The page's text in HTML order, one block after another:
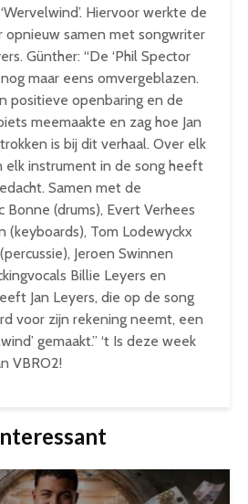
Hiervoor werkte de
opnieuw samen met songwriter
Günther: “De ‘Phil Spector
maar eens omvergeblazen.
positieve openbaring en de
meemaakte en zag hoe Jan
is bij dit verhaal. Over elk
elk instrument in de song heeft
Samen met de
(drums), Evert Verhees
(keyboards), Tom Lodewyckx
Jeroen Swinnen
Billie Leyers en
Jan Leyers, die op de song
voor zijn rekening neemt, een
gemaakt.” ‘t Is deze week
VBRO2!